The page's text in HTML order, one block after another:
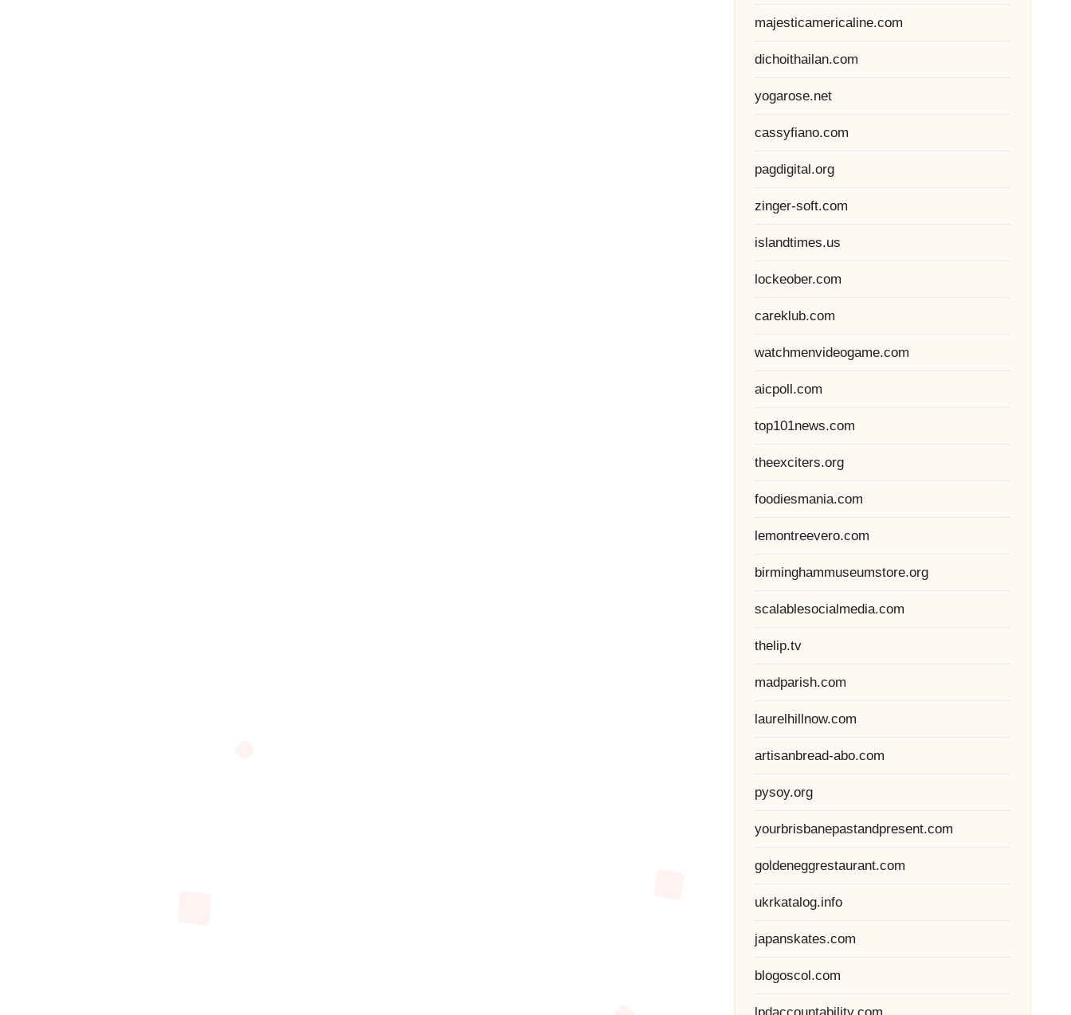
majesticamericaline.com
dichoithailan.com
yogarose.net
cassyfiano.com
pagdigital.org
zinger-soft.com
islandtimes.us
lockeober.com
careklub.com
watchmenvideogame.com
aicpoll.com
top101news.com
theexciters.org
foodiesmania.com
lemontreevero.com
birminghammuseumstore.org
scalablesocialmedia.com
thelip.tv
madparish.com
laurelhillnow.com
artisanbread-abo.com
pysoy.org
yourbrisbanepastandpresent.com
goldeneggrestaurant.com
ukrkatalog.info
japanskates.com
blogoscol.com